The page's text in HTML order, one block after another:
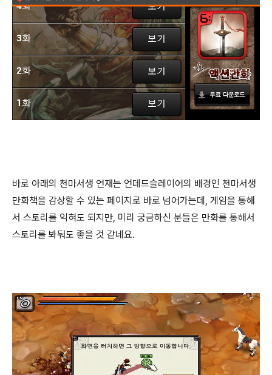
바로 아래의 천마서생 연재는 언데드슬레이어의 배경인 천마서생
만화책을 감상할 수 있는 페이지로 바로 넘어가는데, 게임을 통해
서 스토리를 익혀도 되지만, 미리 궁금하신 분들은 만화를 통해서
스토리를 봐둬도 좋을 것 같네요.